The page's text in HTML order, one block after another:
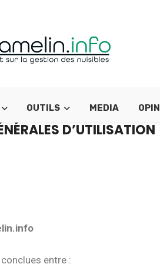
OUTILS MEDIA
D’UTILISATION
entre :